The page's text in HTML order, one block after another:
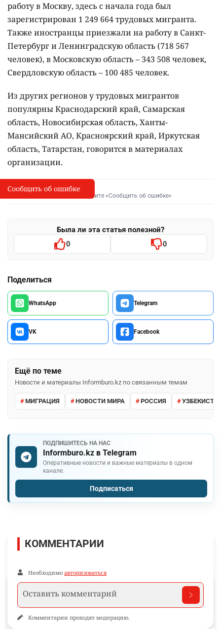
работу в Москву, здесь с начала года был
зарегистрирован 1 249 664 трудовых мигранта.
Также иностранцы приезжали на работу в Санкт-
Петербург и Ленинградскую область (718 567
человек), в Московскую область – 343 508 человек,
Свердловскую область – 100 485 человек.
Из других регионов у трудовых мигрантов
популярны Краснодарский край, Самарская
область, Новосибирская область, Ханты-
Мансийский АО, Красноярский край, Иркутская
область, Татарстан, говорится в материалах
организации.
I
Сообщить об опечатке
Выделите фрагмент и нажмите «Сообщить об ошибке»
Была ли эта статья полезной?
0 0
Поделиться
WhatsApp Telegram
VK Facebook
Ещё по теме
Новости и материалы Informburo.kz по связанным темам
МИГРАЦИЯ НОВОСТИ МИРА РОССИЯ
ПОДПИШИТЕСЬ НА НАС
Informburo.kz в Telegram
Оперативные новости и важные материалы в одном
канале.
Подписаться
Сообщить об ошибке
КОММЕНТАРИИ
Необходимо авторизоваться
Комментарии проходят модерацию.